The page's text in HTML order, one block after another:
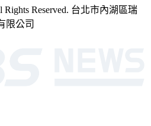
Reserved. 台北市內湖區瑞
限公司